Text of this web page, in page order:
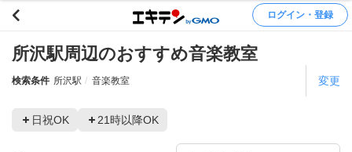
ログイン・登録
所沢駅周辺のおすすめ音楽教室
検索条件 所沢駅 音楽教室 変更
日祝OK 21時以降OK